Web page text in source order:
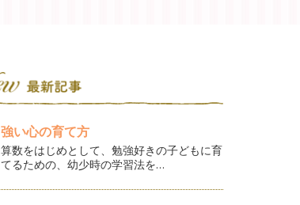
強い心の育て方
算数をはじめとして、勉強好きの子どもに育
てるための、幼少時の学習法を…